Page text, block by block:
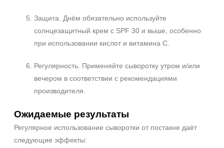
Защита. Днём обязательно используйте
солнцезащитный крем с SPF 30 и выше, особенно
при использовании кислот и витамина C.
Регулярность. Применяйте сыворотку утром и/или
вечером в соответствии с рекомендациями
производителя.
Ожидаемые результаты
Регулярное использование сыворотки от постакне даёт
следующие эффекты: